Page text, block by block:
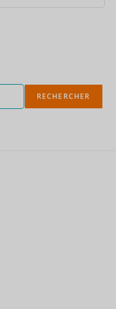
RECHERCHER